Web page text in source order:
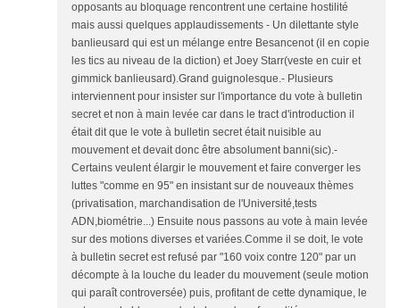
opposants au bloquage rencontrent une certaine hostilité
mais aussi quelques applaudissements - Un dilettante style
banlieusard qui est un mélange entre Besancenot (il en copie
les tics au niveau de la diction) et Joey Starr(veste en cuir et
gimmick banlieusard).Grand guignolesque.- Plusieurs
interviennent pour insister sur l'importance du vote à bulletin
secret et non à main levée car dans le tract d'introduction il
était dit que le vote à bulletin secret était nuisible au
mouvement et devait donc être absolument banni(sic).-
Certains veulent élargir le mouvement et faire converger les
luttes "comme en 95" en insistant sur de nouveaux thèmes
(privatisation, marchandisation de l'Université,tests
ADN,biométrie...) Ensuite nous passons au vote à main levée
sur des motions diverses et variées.Comme il se doit, le vote
à bulletin secret est refusé par "160 voix contre 120" par un
décompte à la louche du leader du mouvement (seule motion
qui paraît controversée) puis, profitant de cette dynamique, le